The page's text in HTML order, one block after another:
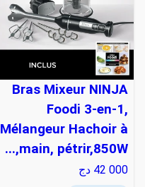
Bras Mixeur NINJA
Foodi 3-en-1,
Mélangeur Hachoir à
main, pétrir,850W,...
42 000 دج